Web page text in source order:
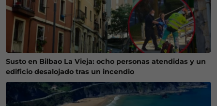
Susto en Bilbao La Vieja: ocho personas atendidas y un
edificio desalojado tras un incendio